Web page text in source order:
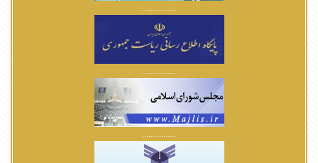
................
................
................